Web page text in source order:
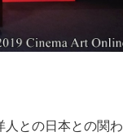
人との日本との関わ